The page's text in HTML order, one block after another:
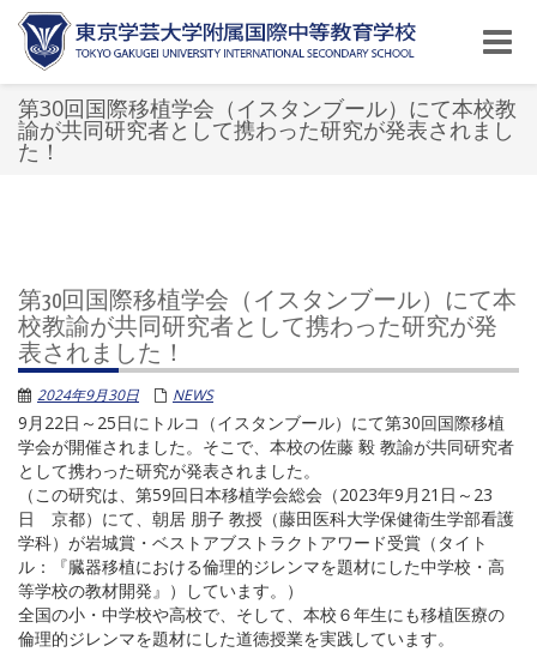
Toggle
第30回国際移植学会（イスタンブール）にて本校教
諭が共同研究者として携わった研究が発表されまし
た！
第30回国際移植学会（イスタンブール）にて本
校教諭が共同研究者として携わった研究が発
表されました！
2024年9月30日 NEWS
9月22日～25日にトルコ（イスタンブール）にて第30回国際移植
学会が開催されました。そこで、本校の佐藤 毅 教諭が共同研究者
として携わった研究が発表されました。
（この研究は、第59回日本移植学会総会（2023年9月21日～23
日 京都）にて、朝居 朋子 教授（藤田医科大学保健衛生学部看護
学科）が岩城賞・ベストアブストラクトアワード受賞（タイト
ル：『臓器移植における倫理的ジレンマを題材にした中学校・高
等学校の教材開発』）しています。）
全国の小・中学校や高校で、そして、本校６年生にも移植医療の
倫理的ジレンマを題材にした道徳授業を実践しています。